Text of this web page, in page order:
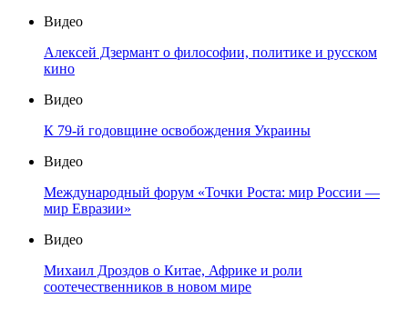
Видео
Алексей Дзермант о философии, политике и русском
кино
Видео
К 79-й годовщине освобождения Украины
Видео
Международный форум «Точки Роста: мир России —
мир Евразии»
Видео
Михаил Дроздов о Китае, Африке и роли
соотечественников в новом мире